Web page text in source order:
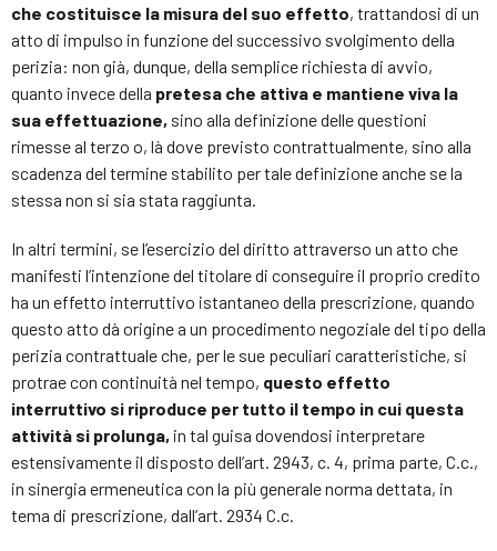
che costituisce la misura del suo effetto, trattandosi di un
atto di impulso in funzione del successivo svolgimento della
perizia: non già, dunque, della semplice richiesta di avvio,
quanto invece della pretesa che attiva e mantiene viva la
sua effettuazione, sino alla definizione delle questioni
rimesse al terzo o, là dove previsto contrattualmente, sino alla
scadenza del termine stabilito per tale definizione anche se la
stessa non si sia stata raggiunta.
In altri termini, se l’esercizio del diritto attraverso un atto che
manifesti l’intenzione del titolare di conseguire il proprio credito
ha un effetto interruttivo istantaneo della prescrizione, quando
questo atto dà origine a un procedimento negoziale del tipo della
perizia contrattuale che, per le sue peculiari caratteristiche, si
protrae con continuità nel tempo, questo effetto
interruttivo si riproduce per tutto il tempo in cui questa
attività si prolunga, in tal guisa dovendosi interpretare
estensivamente il disposto dell’art. 2943, c. 4, prima parte, C.c.,
in sinergia ermeneutica con la più generale norma dettata, in
tema di prescrizione, dall’art. 2934 C.c.